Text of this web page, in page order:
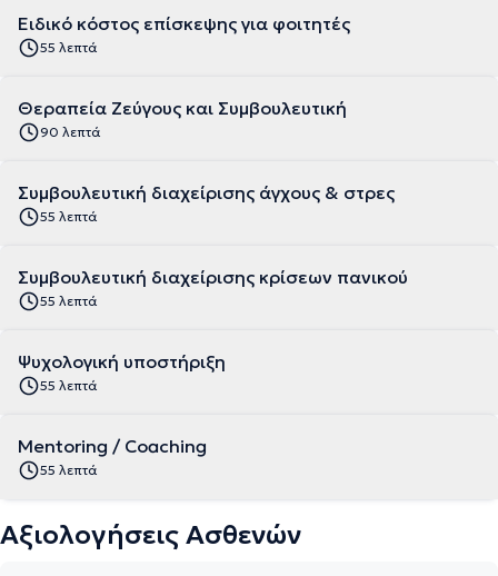
Ειδικό κόστος επίσκεψης για φοιτητές
55 λεπτά
Θεραπεία Ζεύγους και Συμβουλευτική
90 λεπτά
Συμβουλευτική διαχείρισης άγχους & στρες
55 λεπτά
Συμβουλευτική διαχείρισης κρίσεων πανικού
55 λεπτά
Ψυχολογική υποστήριξη
55 λεπτά
Mentoring / Coaching
55 λεπτά
Αξιολογήσεις Ασθενών